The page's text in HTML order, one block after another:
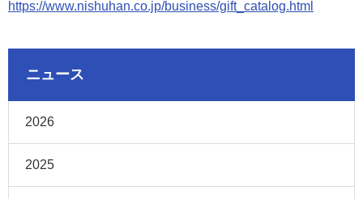
https://www.nishuhan.co.jp/business/gift_catalog.html
ニュース
2026
2025